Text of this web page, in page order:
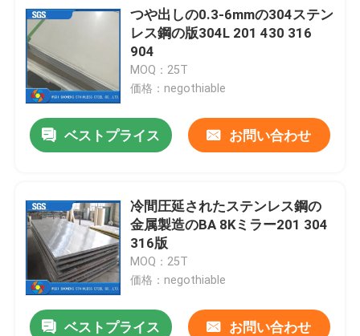
つや出しの0.3-6mmの304ステン
レス鋼の版304L 201 430 316
904
MOQ：25T
価格：negothiable
ベストプライス お問い合わせ
冷間圧延されたステンレス鋼の
金属製造のBA 8Kミラー201 304
316版
MOQ：25T
価格：negothiable
ベストプライス お問い合わせ